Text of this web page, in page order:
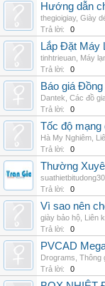
Hướng dẫn
thegioigiay, Giày
Trả lời:
0
Lắp Đặt Máy
tinhtrieuan Máy
Trả lời:
0
Báo giá
Dantek Các đồ
Trả lời:
0
Tốc độ mạng
Hà My Nghiêm
Trả lời:
0
Thường
Trả lời:
0
Vì sao nên
giày bảo hộ Liên
Trả lời:
0
PVCAD
Drograms Thông
Trả lời:
0